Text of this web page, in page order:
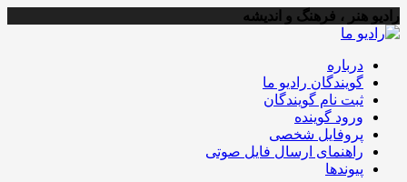
رادیو هنر ، فرهنگ و اندیشه
درباره
گویندگان رادیو ما
ثبت نام گویندگان
ورود گوینده
پروفایل شخصی
راهنمای ارسال فایل صوتی
پیوندها